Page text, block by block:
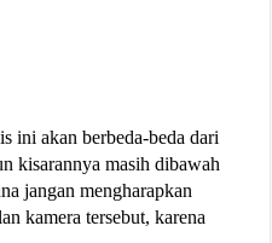
ini akan berbeda-beda dari
kisarannya masih dibawah
jangan mengharapkan
kamera tersebut, karena